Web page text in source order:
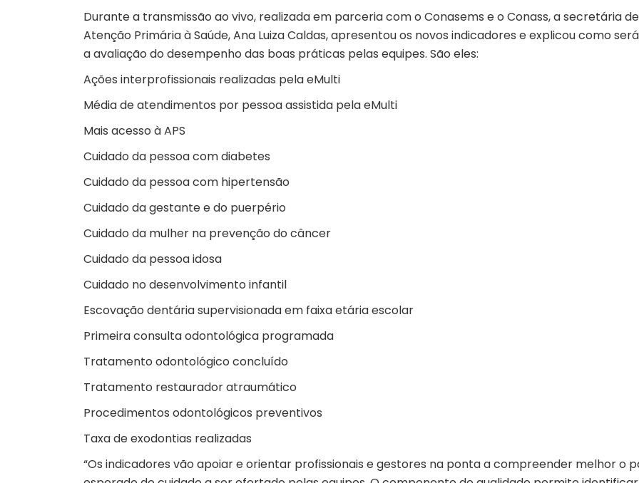
Durante a transmissão ao vivo, realizada em parceria com o Conasems e o Conass, a secretária de
Atenção Primária à Saúde, Ana Luiza Caldas, apresentou os novos indicadores e explicou como
a avaliação do desempenho das boas práticas pelas equipes. São eles:
Ações interprofissionais realizadas pela eMulti
Média de atendimentos por pessoa assistida pela eMulti
Mais acesso à APS
Cuidado da pessoa com diabetes
Cuidado da pessoa com hipertensão
Cuidado da gestante e do puerpério
Cuidado da mulher na prevenção do câncer
Cuidado da pessoa idosa
Cuidado no desenvolvimento infantil
Escovação dentária supervisionada em faixa etária escolar
Primeira consulta odontológica programada
Tratamento odontológico concluído
Tratamento restaurador atraumático
Procedimentos odontológicos preventivos
Taxa de exodontias realizadas
“Os indicadores vão apoiar e orientar profissionais e gestores na ponta a compreender melhor o